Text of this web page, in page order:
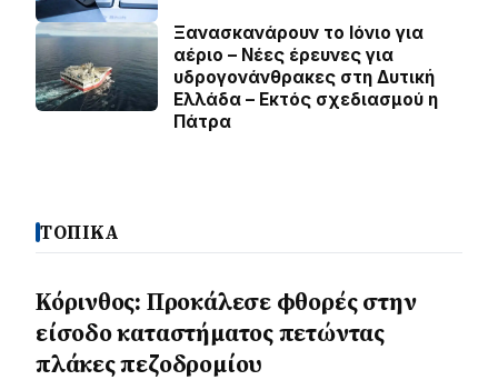
Ξανασκανάρουν το Ιόνιο για
αέριο – Νέες έρευνες για
υδρογονάνθρακες στη Δυτική
Ελλάδα – Εκτός σχεδιασμού η
Πάτρα
ΤΟΠΙΚΑ
Κόρινθος: Προκάλεσε φθορές στην
είσοδο καταστήματος πετώντας
πλάκες πεζοδρομίου